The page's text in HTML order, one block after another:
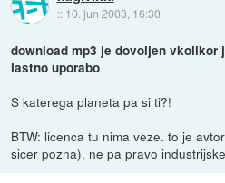
:: 10. jun 2003, 16:30
download mp3 je dovoljen vkolikor
lastno uporabo
S katerega planeta pa si ti?!
BTW: licenca tu nima veze. to je
sicer pozna), ne pa pravo